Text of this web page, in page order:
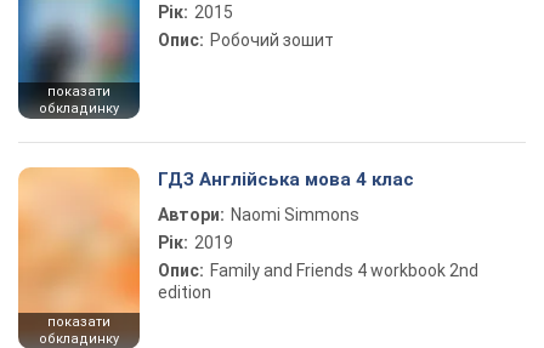
показати
обкладинку
Рік: 2015
Опис: Робочий зошит
показати
обкладинку
ГДЗ Англійська мова 4 клас
Автори: Naomi Simmons
Рік: 2019
Опис: Family and Friends 4 workbook 2nd
edition